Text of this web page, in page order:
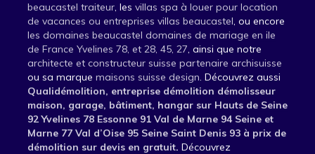
beaucastel traiteur, les villas spa à louer pour location
de vacances ou entreprises villas beaucastel, ou encore
les domaines beaucastel domaines de mariage en ile
de France Yvelines 78, et 28, 45, 27, ainsi que notre
architecte et constructeur suisse partenaire archisuisse
ou sa marque maisons suisse design. Découvrez aussi
Qualidémolition, entreprise démolition démolisseur
maison, garage, bâtiment, hangar sur Hauts de Seine
92 Yvelines 78 Essonne 91 Val de Marne 94 Seine et
Marne 77 Val d’Oise 95 Seine Saint Denis 93 à prix de
démolition sur devis en gratuit. Découvrez